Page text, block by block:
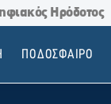
Ηρόδοτος
ΠΟΔΟΣΦΑΙΡΟ